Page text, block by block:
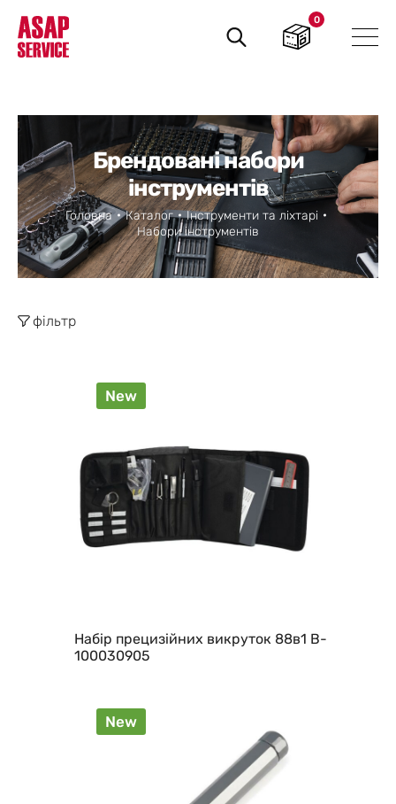
Пошук
товарів
0
Брендовані набори
інструментів
Головна Каталог
Інструменти та ліхтарі
Набори інструментів
фільтр
New
Набір прецизійних викруток 88в1 B-
100030905
New